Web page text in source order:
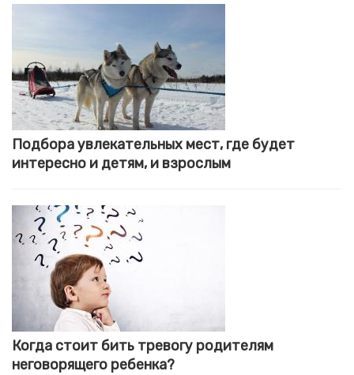
Подбора увлекательных мест, где будет
интересно и детям, и взрослым
Когда стоит бить тревогу родителям
неговорящего ребенка?